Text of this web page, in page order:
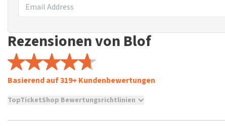
Rezensionen von Blof
Basierend auf 319+ Kundenbewertungen
TopTicketShop Bewertungsrichtlinien
TopTicketShop sammelt Bewertungen von echten Kunden.